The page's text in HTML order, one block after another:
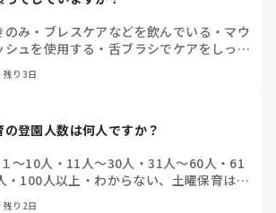
のみ ・ ブレスケアなどを飲んでいる ・ マウ
シュを使用する ・ 舌ブラシでケアをしっか
ントで教えて下さい)
残り3日
の登園人数は何人ですか？
１～10人 ・ 11人～30人 ・31人～60人 ・ 61
・ 100人以上 ・ わからない、土曜保育はな
残り2日